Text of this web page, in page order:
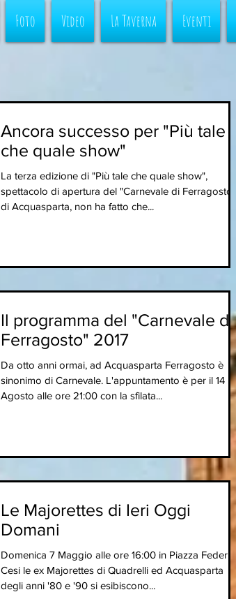
Foto Video La Taverna Eventi
Ancora successo per "Più tale
che quale show"
La terza edizione di "Più tale che quale show",
spettacolo di apertura del "Carnevale di Ferragosto"
di Acquasparta, non ha fatto che...
Il programma del "Carnevale di
Ferragosto" 2017
Da otto anni ormai, ad Acquasparta Ferragosto è
sinonimo di Carnevale. L'appuntamento è per il 14
Agosto alle ore 21:00 con la sfilata...
Le Majorettes di Ieri Oggi
Domani
Domenica 7 Maggio alle ore 16:00 in Piazza Federico
Cesi le ex Majorettes di Quadrelli ed Acquasparta
degli anni '80 e '90 si esibiscono...